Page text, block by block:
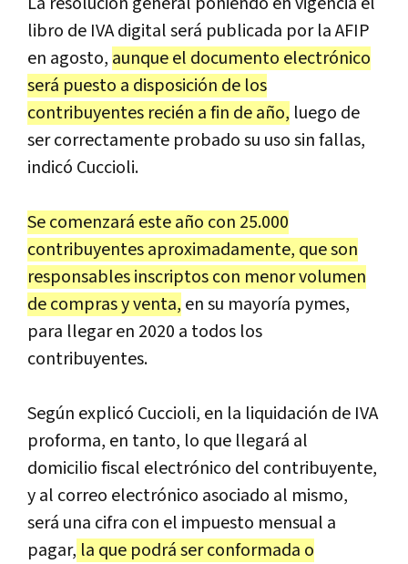
libro de IVA digital será publicada por la AFIP
en agosto, aunque el documento electrónico
será puesto a disposición de los
contribuyentes recién a fin de año, luego de
ser correctamente probado su uso sin fallas,
indicó Cuccioli.
Se comenzará este año con 25.000
contribuyentes aproximadamente, que son
responsables inscriptos con menor volumen
de compras y venta, en su mayoría pymes,
para llegar en 2020 a todos los
contribuyentes.
Según explicó Cuccioli, en la liquidación de IVA
proforma, en tanto, lo que llegará al
domicilio fiscal electrónico del contribuyente,
y al correo electrónico asociado al mismo,
será una cifra con el impuesto mensual a
pagar, la que podrá ser conformada o